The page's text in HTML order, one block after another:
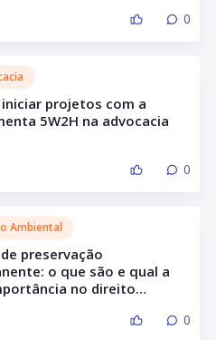
0
iniciar projetos com a
5W2H na advocacia
0
Ambiental
preservação
o que são e qual a
no direito
0